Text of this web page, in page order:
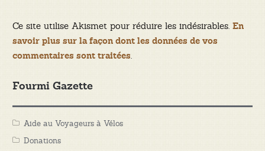
Ce site utilise Akismet pour réduire les indésirables. En
savoir plus sur la façon dont les données de vos
commentaires sont traitées.
Fourmi Gazette
Aide au Voyageurs à Vélos
Donations